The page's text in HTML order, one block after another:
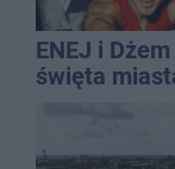
ENEJ i
święta